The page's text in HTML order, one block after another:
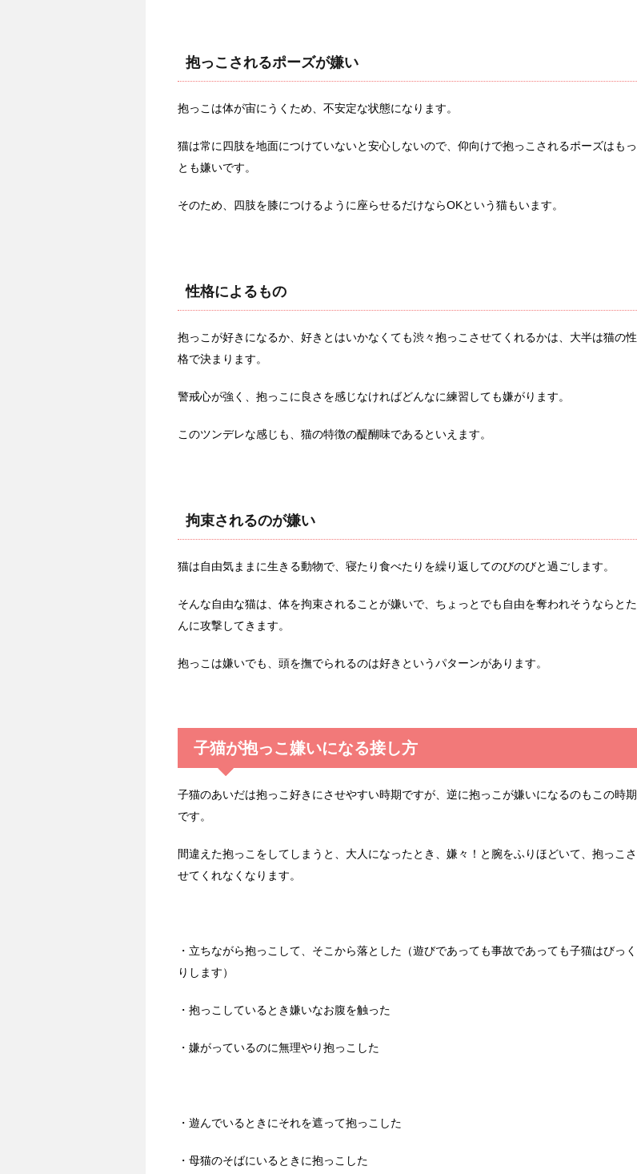
抱っこされるポーズが嫌い
抱っこは体が宙にうくため、不安定な状態になります。
猫は常に四肢を地面につけていないと安心しないので、仰向けで抱っこされるポーズはもっ
とも嫌いです。
そのため、四肢を膝につけるように座らせるだけならOKという猫もいます。
性格によるもの
抱っこが好きになるか、好きとはいかなくても渋々抱っこさせてくれるかは、大半は猫の性
格で決まります。
警戒心が強く、抱っこに良さを感じなければどんなに練習しても嫌がります。
このツンデレな感じも、猫の特徴の醍醐味であるといえます。
拘束されるのが嫌い
猫は自由気ままに生きる動物で、寝たり食べたりを繰り返してのびのびと過ごします。
そんな自由な猫は、体を拘束されることが嫌いで、ちょっとでも自由を奪われそうならとた
んに攻撃してきます。
抱っこは嫌いでも、頭を撫でられるのは好きというパターンがあります。
子猫が抱っこ嫌いになる接し方
子猫のあいだは抱っこ好きにさせやすい時期ですが、逆に抱っこが嫌いになるのもこの時期
です。
間違えた抱っこをしてしまうと、大人になったとき、嫌々！と腕をふりほどいて、抱っこさ
せてくれなくなります。
・立ちながら抱っこして、そこから落とした（遊びであっても事故であっても子猫はびっく
りします）
・抱っこしているとき嫌いなお腹を触った
・嫌がっているのに無理やり抱っこした
・遊んでいるときにそれを遮って抱っこした
・母猫のそばにいるときに抱っこした